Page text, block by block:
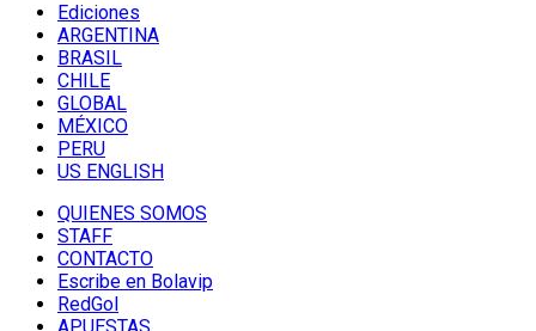
Ediciones
ARGENTINA
BRASIL
CHILE
GLOBAL
MÉXICO
PERU
US ENGLISH
QUIENES SOMOS
STAFF
CONTACTO
Escribe en Bolavip
RedGol